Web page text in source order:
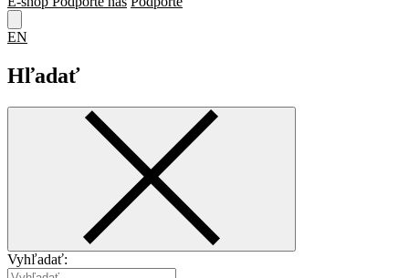
EN
Hľadať
Vyhľadať: